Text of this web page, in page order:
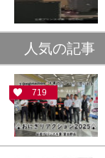
人気の記事
719